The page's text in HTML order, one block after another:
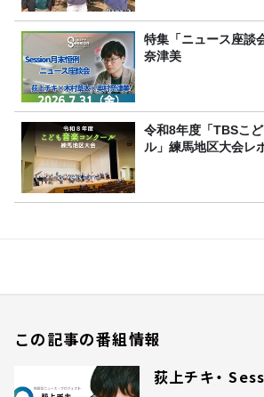
特集「ニュース座談
奈津美
令和8年度「TBSこ
ル」練馬地区大会レ
この記事の番組情報
荻上チキ・